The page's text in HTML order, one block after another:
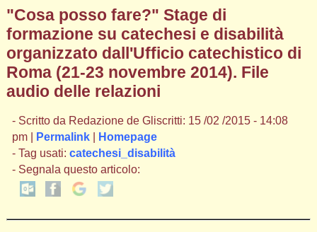
"Cosa posso fare?" Stage di
formazione su catechesi e disabilità
organizzato dall'Ufficio catechistico di
Roma (21-23 novembre 2014). File
audio delle relazioni
- Scritto da Redazione de Gliscritti: 15 /02 /2015 - 14:08
pm |
Permalink|
Homepage
- Tag usati: catechesi_disabilità
- Segnala questo articolo: